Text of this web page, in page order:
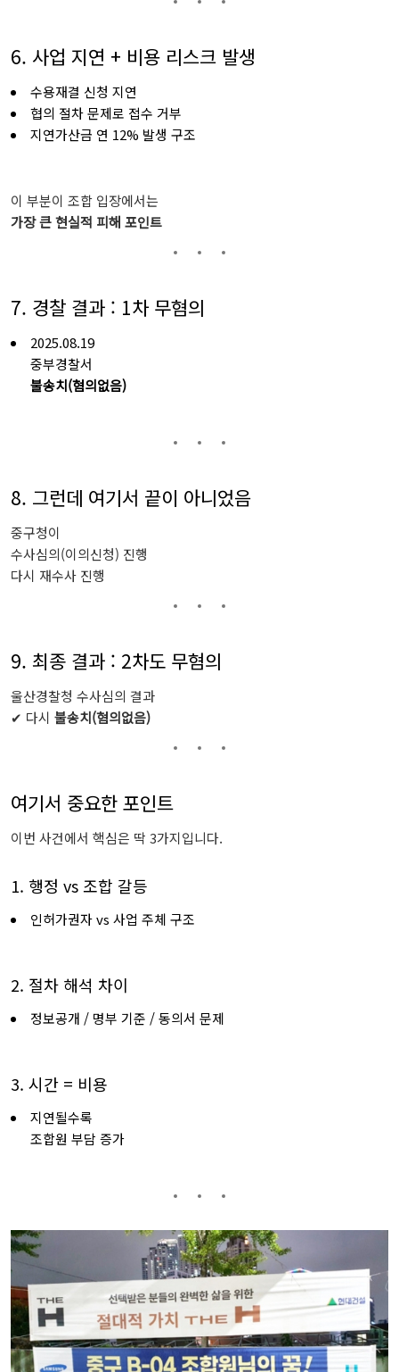
6. 사업 지연 + 비용 리스크 발생
수용재결 신청 지연
협의 절차문제로 접수 거부
지연가산금 연 12% 발생 구조
이 부분이 조합 입장에서는
가장큰현실적 피해 포인트
7. 경찰 결과 : 1차 무혐의
2025.08.19
중부경찰서
불송치(혐의없음)
8. 그런데 여기서 끝이 아니었음
중구청이
수사심의(이의신청) 진행
다시 재수사 진행
9. 최종 결과 : 2차도 무혐의
울산경찰청 수사심의 결과
✔ 다시 불송치(혐의없음)
여기서 중요한 포인트
이번 사건에서 핵심은 딱 3가지입니다.
1. 행정 vs조합 갈등
인허가권자vs 사업 주체 구조
2. 절차 해석 차이
정보공개 / 명부 기준 /동의서 문제
3. 시간 = 비용
지연될수록
조합원 부담 증가